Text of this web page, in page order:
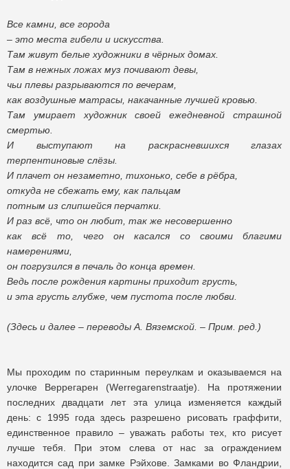
Все камни, все города
– это места гибели и искусства.
Там живут белые художники в чёрных домах.
Там в нежных ложах муз почивают девы,
чьи плевы разрываются по вечерам,
как воздушные матрасы, накачанные лучшей кровью.
Там умирает художник своей ежедневной страшной
смертью.
И выступают на раскрасневшихся глазах
терпентиновые слёзы.
И плачет он незаметно, тихонько, себе в рёбра,
откуда не сбежать ему, как пальцам
потным из слипшейся перчатки.
И раз всё, что он любит, так же несовершенно
как всё то, чего он касался со своими благими
намерениями,
он погрузился в печаль до конца времен.
Ведь после рождения картины приходит грусть,
и эта грусть глубже, чем пустота после любви.
(Здесь и далее – переводы А. Вяземской. – Прим. ред.)
Мы проходим по старинным переулкам и оказываемся на
улочке Веррегарен (Werregarenstraatje). На протяжении
последних двадцати лет эта улица изменяется каждый
день: с 1995 года здесь разрешено рисовать граффити,
единственное правило – уважать работы тех, кто рисует
лучше тебя. При этом слева от нас за ограждением
находится сад при замке Рэйхове. Замками во Фландрии,